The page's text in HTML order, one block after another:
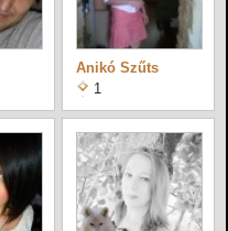
Anikó Szűts
1